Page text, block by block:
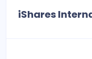
iShares